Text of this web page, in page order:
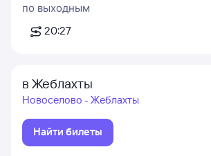
по выходным
20:27
в Жеблахты
Новоселово - Жеблахты
Найти билеты